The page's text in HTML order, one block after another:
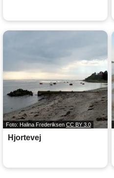
Foto: Halina Frederiksen CC BY 3.0
Hjortevej